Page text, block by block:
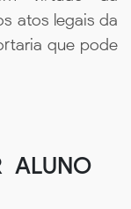
atos legais da
que pode
ALUNO